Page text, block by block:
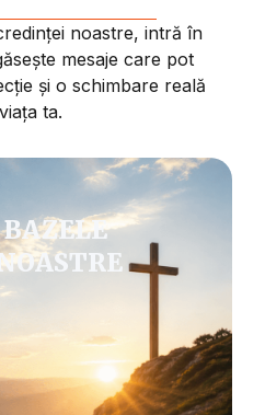
noastre, intră în
mesaje care pot
și o schimbare reală
ta.
BAZELE